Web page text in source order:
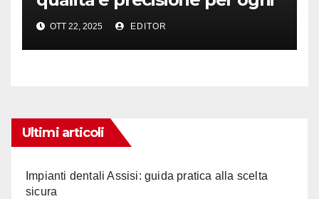
progetto
OTT 22, 2025 EDITOR
Ultimi articoli
Impianti dentali Assisi: guida pratica alla scelta
sicura